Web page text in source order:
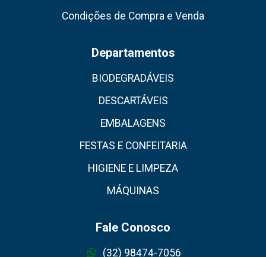
Condições de Compra e Venda
Departamentos
BIODEGRADÁVEIS
DESCARTÁVEIS
EMBALAGENS
FESTAS E CONFEITARIA
HIGIENE E LIMPEZA
MÁQUINAS
Fale Conosco
(32) 98474-7056